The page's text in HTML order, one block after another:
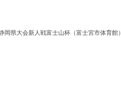
岡県大会新人戦富士山杯（富士宮市体育館